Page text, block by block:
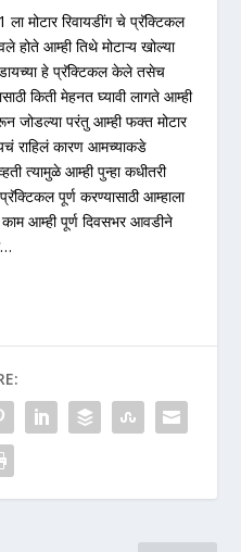
मोटार रिवायडींग चे प्रॅक्टिकल
होते आम्ही तिथे मोटाऱ्य खोल्या
हे प्रॅक्टिकल केले तसेच
किती मेहनत घ्यावी लागते आम्ही
जोडल्या परंतु आम्ही फक्त मोटार
राहिलं कारण आमच्याकडे
त्यामुळे आम्ही पुन्हा कधीतरी
पूर्ण करण्यासाठी आम्हाला
आम्ही पूर्ण दिवसभर आवडीने